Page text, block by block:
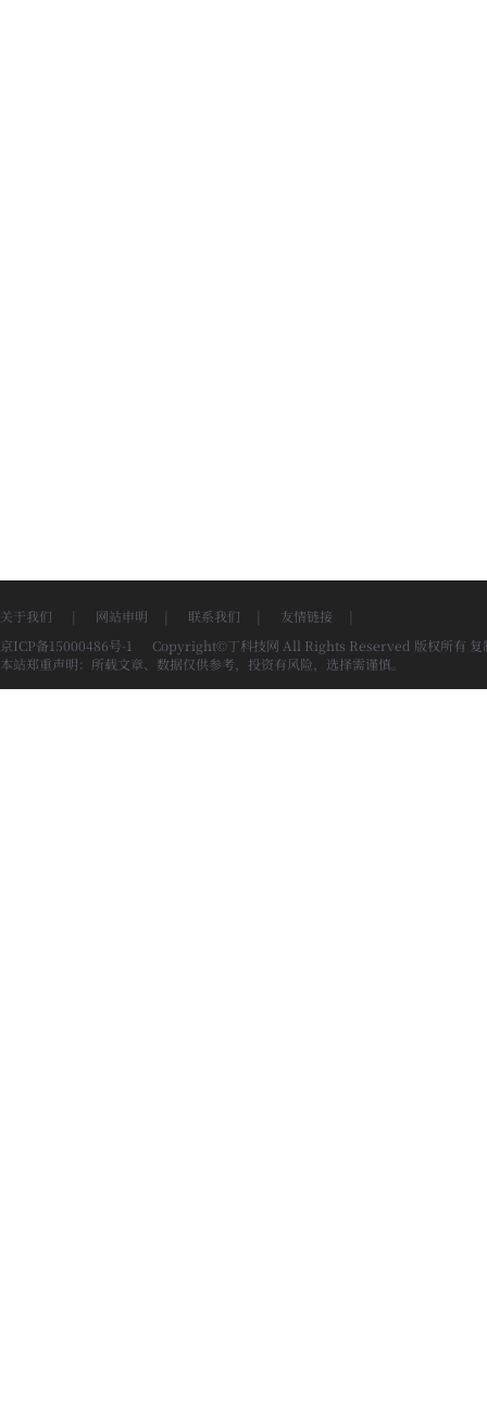
关于我们 | 网站申明 | 联系我们 | 友情链接
|
京ICP备15000486号-1
Copyright©丁科技网 All Rights Reserved 版权所有 复
本站郑重声明：所载文章、数据仅供参考，投资有风险，选择需谨慎。